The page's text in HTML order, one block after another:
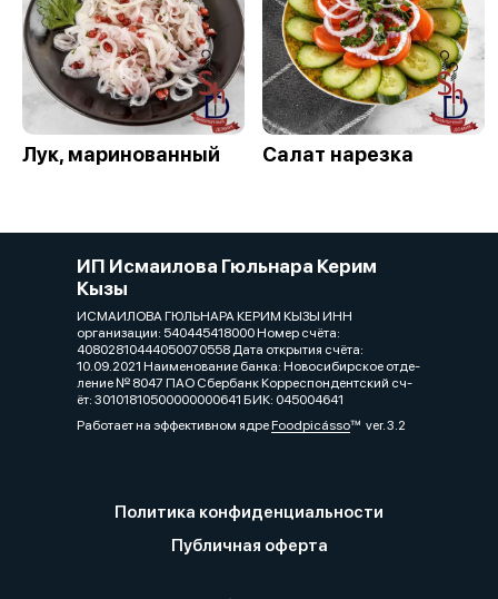
Лук, маринованный Салат нарезка
ИП Исмаилова Гюльнара Керим
Кызы
ИСМАИЛОВА ГЮЛЬНАРА КЕРИМ КЫЗЫ ИНН
организации:​ 540445418000 Номер счёта:​
40802810444050070558 Дата открытия счёта:
10.09.2021 Наименование банка: Новосибирское отде­
ление № 8047 ПАО Сбе­рбанк Корреспондентский сч­
ёт:​ 30101810500000000641 БИК:​ 045004641
Работает на эффективном ядреFoodpicássover. 3.2
Политика конфиденциальности
Публичная оферта